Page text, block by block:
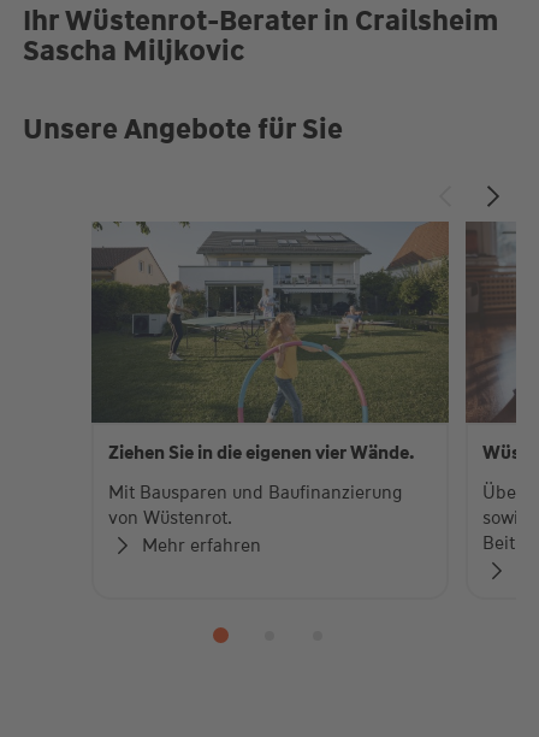
Ihr Wüstenrot-Berater in Crailsheim
Sascha Miljkovic
Unsere Angebote für Sie
Ziehen Sie in die eigenen vier Wände.
Mit Bausparen und Baufinanzierung
von Wüstenrot.
Mehr erfahren
Über
sowie